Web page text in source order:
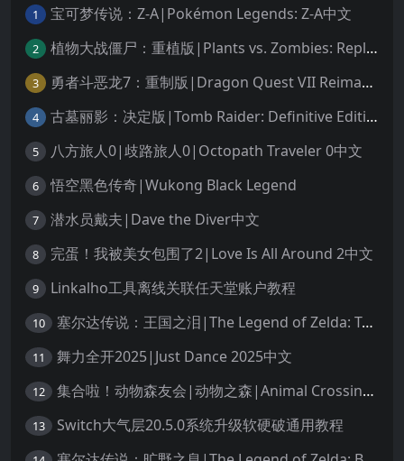
1 宝可梦传说：Z-A|Pokémon Legends: Z-A中文
2 植物大战僵尸：重植版|Plants vs. Zombies: Replanted中文
3 勇者斗恶龙7：重制版|Dragon Quest VII Reimagined中文
4 古墓丽影：决定版|Tomb Raider: Definitive Edition中文
5 八方旅人0|歧路旅人0|Octopath Traveler 0中文
6 悟空黑色传奇|Wukong Black Legend
7 潜水员戴夫|Dave the Diver中文
8 完蛋！我被美女包围了2|Love Is All Around 2中文
9 Linkalho工具离线关联任天堂账户教程
10 塞尔达传说：王国之泪|The Legend of Zelda: Tears of the Kingdom中文
11 舞力全开2025|Just Dance 2025中文
12 集合啦！动物森友会|动物之森|Animal Crossing: New Horizons中文
13 Switch大气层20.5.0系统升级软硬破通用教程